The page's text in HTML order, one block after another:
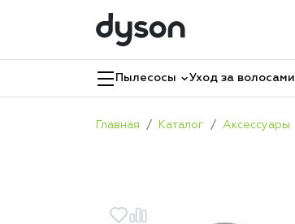
Пылесосы Уход за волосами
Главная Каталог Аксессуары